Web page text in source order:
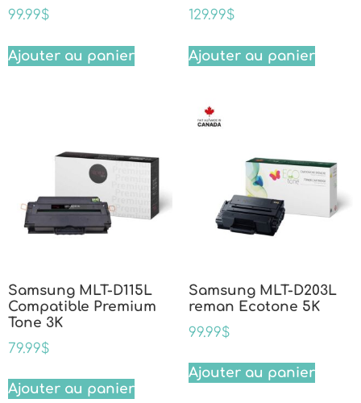
99.99$
Ajouter au panier
129.99$
Ajouter au panier
Samsung MLT-D115L
Compatible Premium
Tone 3K
79.99$
Ajouter au panier
Samsung MLT-D203L
reman Ecotone 5K
99.99$
Ajouter au panier